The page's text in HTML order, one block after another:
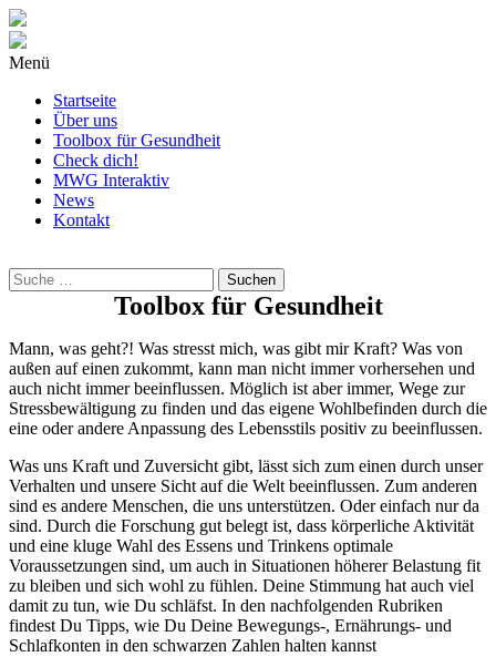
Menü
Startseite
Über uns
Toolbox für Gesundheit
Check dich!
MWG Interaktiv
News
Kontakt
suchst
Du?
Toolbox für Gesundheit
Mann, was geht?! Was stresst mich, was gibt mir Kraft? Was von
außen auf einen zukommt, kann man nicht immer vorhersehen und
auch nicht immer beeinflussen. Möglich ist aber immer, Wege zur
Stressbewältigung zu finden und das eigene Wohlbefinden durch die
eine oder andere Anpassung des Lebensstils positiv zu beeinflussen.
Was uns Kraft und Zuversicht gibt, lässt sich zum einen durch unser
Verhalten und unsere Sicht auf die Welt beeinflussen. Zum anderen
sind es andere Menschen, die uns unterstützen. Oder einfach nur da
sind. Durch die Forschung gut belegt ist, dass körperliche Aktivität
und eine kluge Wahl des Essens und Trinkens optimale
Voraussetzungen sind, um auch in Situationen höherer Belastung fit
zu bleiben und sich wohl zu fühlen. Deine Stimmung hat auch viel
damit zu tun, wie Du schläfst. In den nachfolgenden Rubriken
findest Du Tipps, wie Du Deine Bewegungs-, Ernährungs- und
Schlafkonten in den schwarzen Zahlen halten kannst